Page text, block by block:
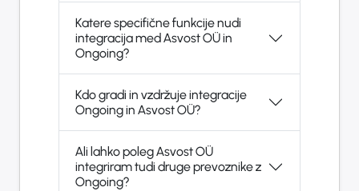
Katere specifične funkcije nudi
integracija med Asvost OÜ in
Ongoing?
Kdo gradi in vzdržuje integracije
Ongoing in Asvost OÜ?
Ali lahko poleg Asvost OÜ
integriram tudi druge prevoznike z
Ongoing?